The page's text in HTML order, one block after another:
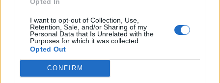
I want to opt-out of Collection, Use,
Retention, Sale, and/or Sharing of my
Personal Data that Is Unrelated with the
Purposes for which it was collected.
Opted Out
CONFIRM
capolavoro,
In ambito politico Leopardi è quasi
totalmente estraneo, mentre Manzoni dà
molta importanza alla politica vivendola
anche in prima persona.